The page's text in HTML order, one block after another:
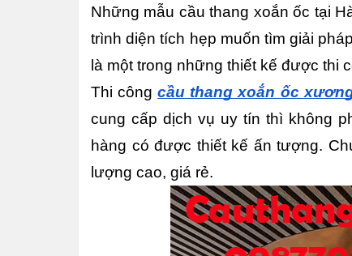
Những mẫu cầu thang xoắn ốc tại
trình diện tích hẹp muốn tìm giải
là một trong những thiết kế được thi
Thi công cầu thang xoắn ốc
cung cấp dịch vụ uy tín thì không
hàng có được thiết kế ấn tượng.
lượng cao, giá rẻ.